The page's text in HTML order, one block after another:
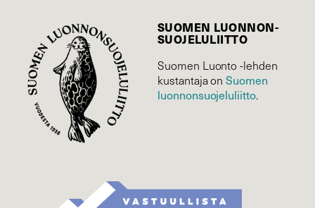
SUOMEN LUONNON­
SUOJELU­LIITTO
Suomen Luonto -lehden
kustantaja onSuomen
luonnonsuojelu­liitto.